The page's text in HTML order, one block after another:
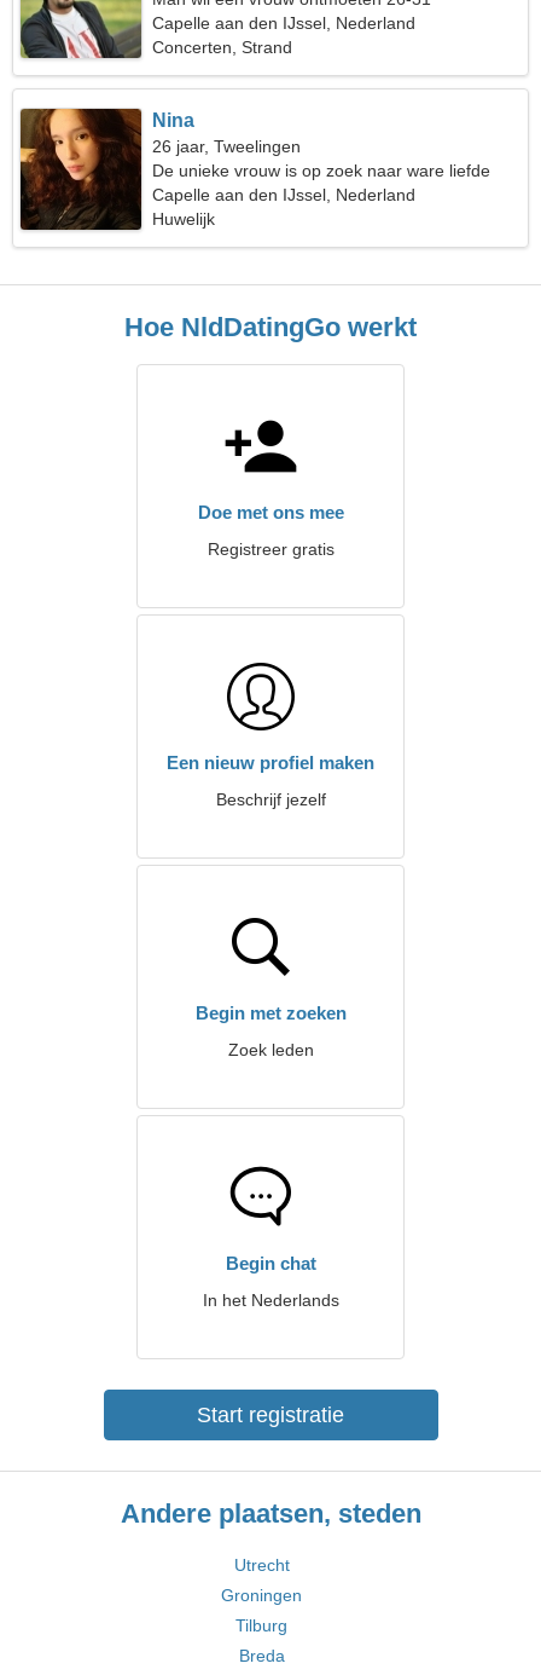
Capelle aan den IJssel, Nederland
Concerten, Strand
Nina
26 jaar, Tweelingen
De unieke vrouw is op zoek naar ware liefde
Capelle aan den IJssel, Nederland
Huwelijk
Hoe NldDatingGo werkt
Doe met ons mee
Registreer gratis
Een nieuw profiel maken
Beschrijf jezelf
Begin met zoeken
Zoek leden
Begin chat
In het Nederlands
Start registratie
Andere plaatsen, steden
Utrecht
Groningen
Tilburg
Breda